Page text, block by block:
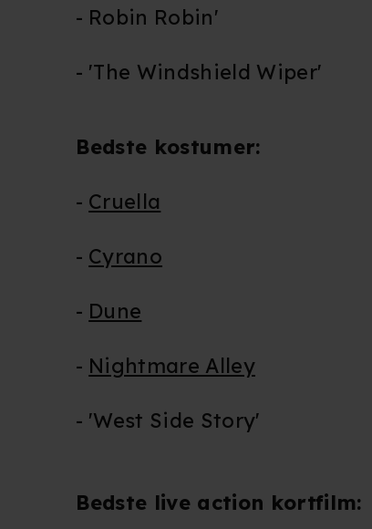
- Robin Robin'
- 'The Windshield Wiper'
Bedste kostumer:
- Cruella
- Cyrano
- Dune
- Nightmare Alley
- 'West Side Story'
Bedste live action kortfilm: